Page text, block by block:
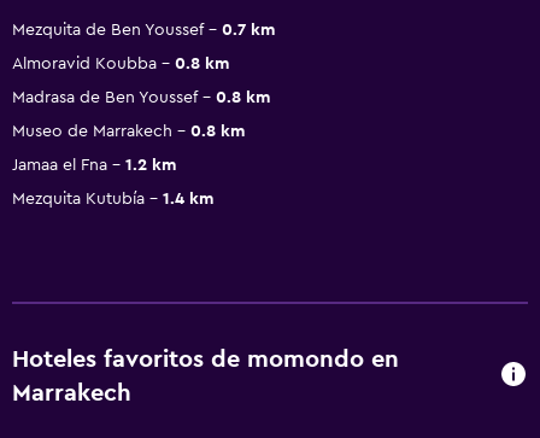
Mezquita de Ben Youssef
0.7 km
Almoravid Koubba
0.8 km
Madrasa de Ben Youssef
0.8 km
Museo de Marrakech
0.8 km
Jamaa el Fna
1.2 km
Mezquita Kutubía
1.4 km
Hoteles favoritos de momondo en
Marrakech